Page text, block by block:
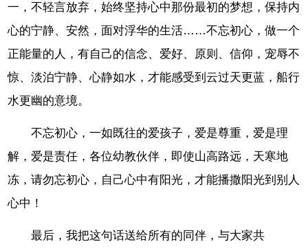
一，不轻言放弃，始终坚持心中那份最初的梦想，保持内
心的宁静、安然，面对浮华的生活……不忘初心，做一个
正能量的人，有自己的信念、爱好、原则、信仰，宠辱不
惊、淡泊宁静、心静如水，才能感受到云过天更蓝，船行
水更幽的意境。
不忘初心，一如既往的爱孩子，爱是尊重，爱是理
解，爱是责任，各位幼教伙伴，即使山高路远，天寒地
冻，请勿忘初心，自己心中有阳光，才能播撒阳光到别人
心中！
最后，我把这句话送给所有的同伴，与大家共